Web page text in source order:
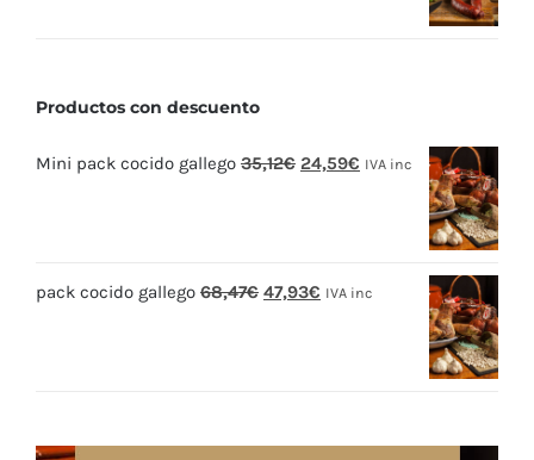
Productos con descuento
Mini pack cocido gallego 35,12€ El
35,12€.
24,59€ El
24,59€.
IVA inc
pack cocido gallego 68,47€ El
47,93€ El
IVA inc